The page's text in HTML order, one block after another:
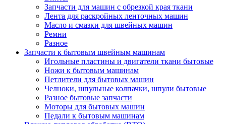
Запчасти для машин с обрезкой края ткани
Лента для раскройных ленточных машин
Масло и смазки для швейных машин
Ремни
Разное
Запчасти к бытовым швейным машинам
Игольные пластины и двигатели ткани бытовые
Ножи к бытовым машинам
Петлители для бытовых машин
Челноки, шпульные колпачки, шпули бытовые
Разное бытовые запчасти
Моторы для бытовых машин
Педали к бытовым машинам